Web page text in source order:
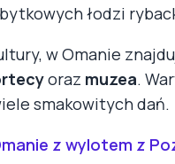
łodzi
w Omanie
oraz muzea.
smakowitych dań.
z wylotem z